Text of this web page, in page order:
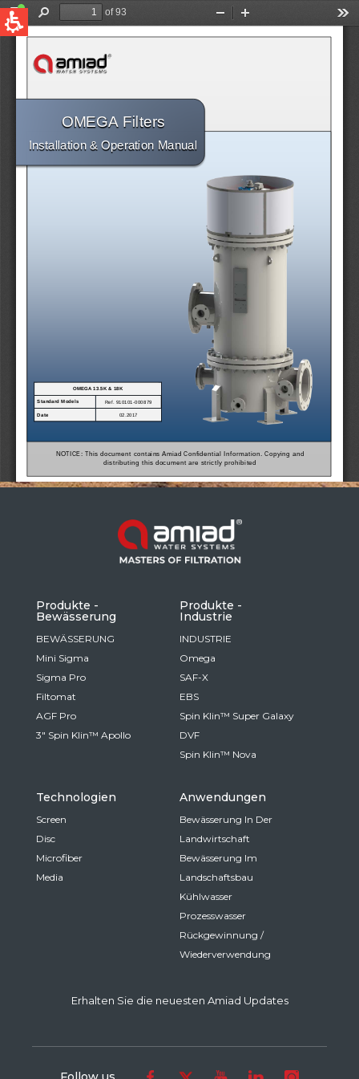
QUICK LINKS
News & Events
Global
English
United States
Australia
Spain & LATAM
Spanish
Russia
Russian
French
German
Israel
Hebrew
Chinese
Based on your current location, we recommend
this Amiad website for you
North America- English
Produkte -
Bewässerung
BEWÄSSERUNG
Mini Sigma
Sigma Pro
Filtomat
AGF Pro
3" Spin Klin™ Apollo
Produkte -
Industrie
INDUSTRIE
Omega
SAF-X
EBS
Spin Klin™ Super Galaxy
DVF
Spin Klin™ Nova
Technologien
Screen
Disc
Microfiber
Media
Anwendungen
Bewässerung In Der
Landwirtschaft
Bewässerung Im
Landschaftsbau
Kühlwasser
Prozesswasser
Rückgewinnung /
Wiederverwendung
Erhalten Sie die neuesten Amiad Updates